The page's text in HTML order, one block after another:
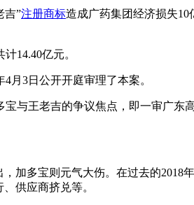
吉”注册商标造成广药集团经济损失10
14.40亿元。
月3日公开开庭审理了本案。
与王老吉的争议焦点，即一审广东
加多宝则元气大伤。在过去的2018
、供应商挤兑等。